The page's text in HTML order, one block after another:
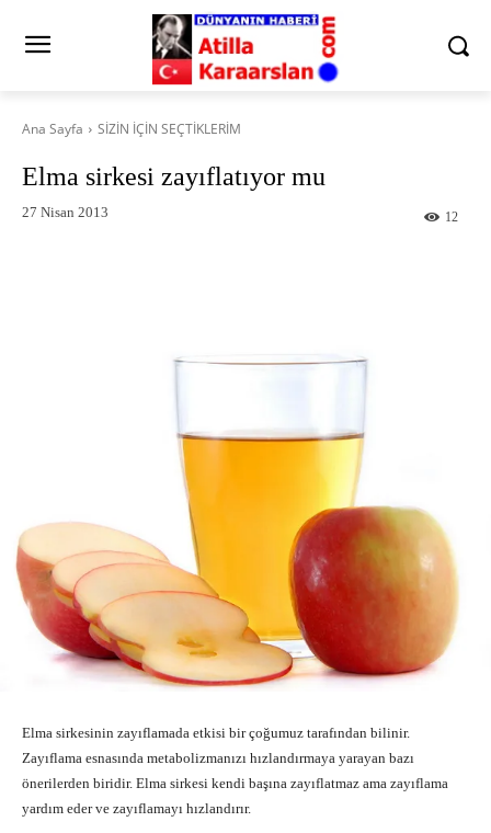
Ana Sayfa SİZİN İÇİN SEÇTİKLERİM
Elma sirkesi zayıflatıyor mu
27 Nisan 2013 12
Elma sirkesinin zayıflamada etkisi bir çoğumuz tarafından bilinir.
Zayıflama esnasında metabolizmanızı hızlandırmaya yarayan bazı
önerilerden biridir. Elma sirkesi kendi başına zayıflatmaz ama zayıflama
yardım eder ve zayıflamayı hızlandırır.